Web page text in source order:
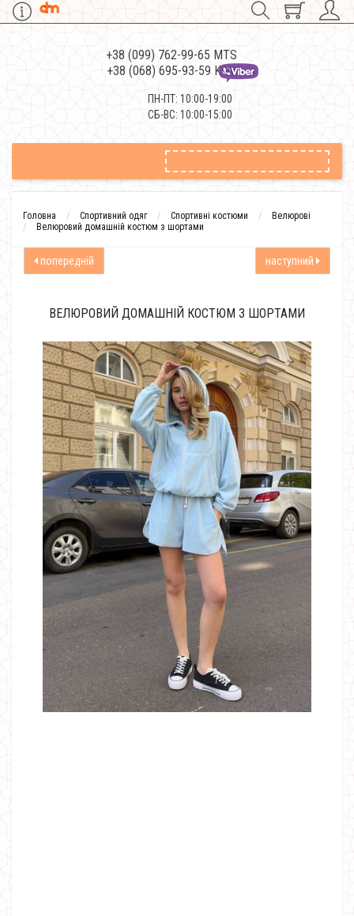
+38 (099) 762-99-65 MTS
+38 (068) 695-93-59 Kievstar
ПН-ПТ: 10:00-19:00
СБ-ВС: 10:00-15:00
Головна Спортивний одяг Спортивні костюми
Велюрові
Велюровий домашній костюм з шортами
попередній наступний
ВЕЛЮРОВИЙ ДОМАШНІЙ КОСТЮМ З ШОРТАМИ